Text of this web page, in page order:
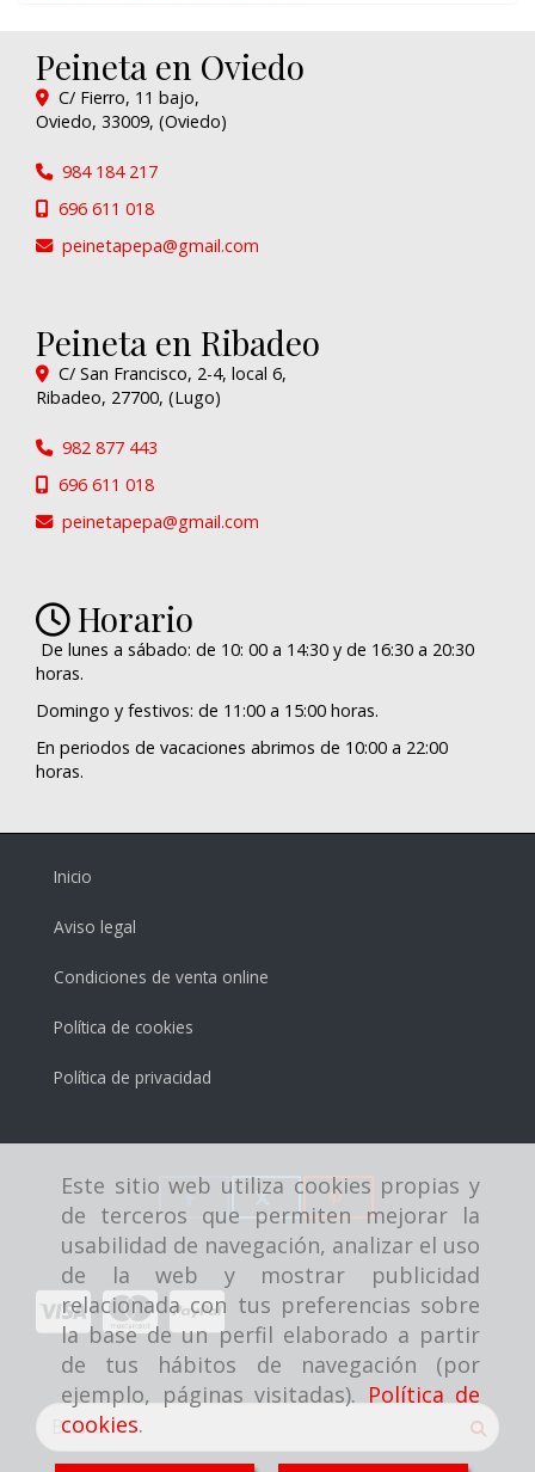
Este sitio web utiliza cookies propias y
de terceros que permiten mejorar la
usabilidad de navegación, analizar el uso
de la web y mostrar publicidad
relacionada con tus preferencias sobre
la base de un perfil elaborado a partir
de tus hábitos de navegación (por
ejemplo, páginas visitadas). Política de
cookies.
Peineta en Oviedo
C/ Fierro, 11 bajo,
Oviedo, 33009, (Oviedo)
984 184 217
696 611 018
peinetapepa
gmail.com
Peineta en Ribadeo
C/ San Francisco, 2-4, local 6,
Ribadeo, 27700, (Lugo)
982 877 443
696 611 018
peinetapepa
gmail.com
Horario
De lunes a sábado: de 10: 00 a 14:30 y de 16:30 a 20:30
horas.
Domingo y festivos: de 11:00 a 15:00 horas.
En periodos de vacaciones abrimos de 10:00 a 22:00
horas.
Inicio
Aviso legal
Condiciones de venta online
Política de cookies
Política de privacidad